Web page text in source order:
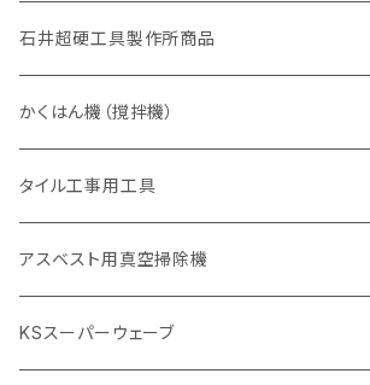
セグメント（特殊凸凹加工チップ
一般道路カッター用
埋設鋳鉄管工事対応タイプ
セグメントタイプ
セグメント（特殊凸凹加工チップ
アスファルト切断用
一般道路カッター用
一般道路カッター用
355mm（14インチ）
305mm（12インチ）
355mm（14インチ）
非金属用
305mm（12インチ）
355mm（14インチ）
石井超硬工具製作所商品
押し切り（タイル切断機）
本体
電動切断機
本体
ダイヤモンドホイール
ブリック＆ブロック用切断機
穴あけ用工具
かくはん機（撹拌機）
本体
低速回転
高速回転
付属品
撹拌羽根
タイル工事用工具
手動工具
押し切り（手動切断機
電動工具
アスベスト用真空掃除機
KSスーパーウェーブ